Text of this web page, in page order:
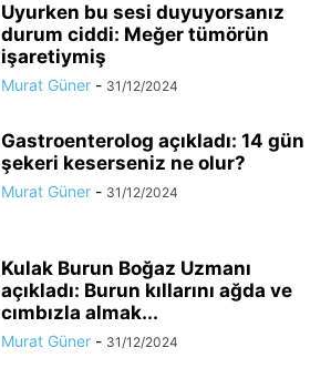
Uyurken bu sesi duyuyorsanız
durum ciddi: Meğer tümörün
işaretiymiş
Murat Güner - 31/12/2024
Gastroenterolog açıkladı: 14 gün
şekeri keserseniz ne olur?
Murat Güner - 31/12/2024
Kulak Burun Boğaz Uzmanı
açıkladı: Burun kıllarını ağda ve
cımbızla almak...
Murat Güner - 31/12/2024